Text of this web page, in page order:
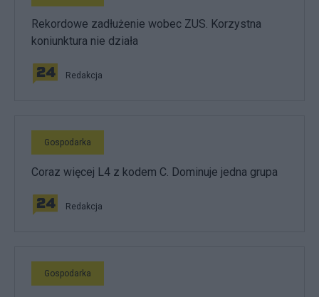
Rekordowe zadłużenie wobec ZUS. Korzystna
koniunktura nie działa
Redakcja
Gospodarka
Coraz więcej L4 z kodem C. Dominuje jedna grupa
Redakcja
Gospodarka